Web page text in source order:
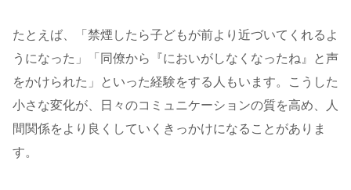
たとえば、「禁煙したら子どもが前より近づいてくれるよ
うになった」「同僚から『においがしなくなったね』と声
をかけられた」といった経験をする人もいます。こうした
小さな変化が、日々のコミュニケーションの質を高め、人
間関係をより良くしていくきっかけになることがありま
す。